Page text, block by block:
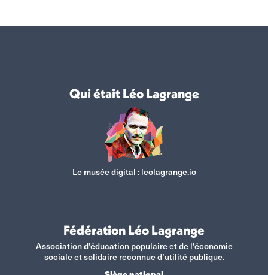
Qui était Léo Lagrange
Le musée digital : leolagrange.io
Fédération Léo Lagrange
Association d'éducation populaire et de l'économie
sociale et solidaire reconnue d’utilité publique.